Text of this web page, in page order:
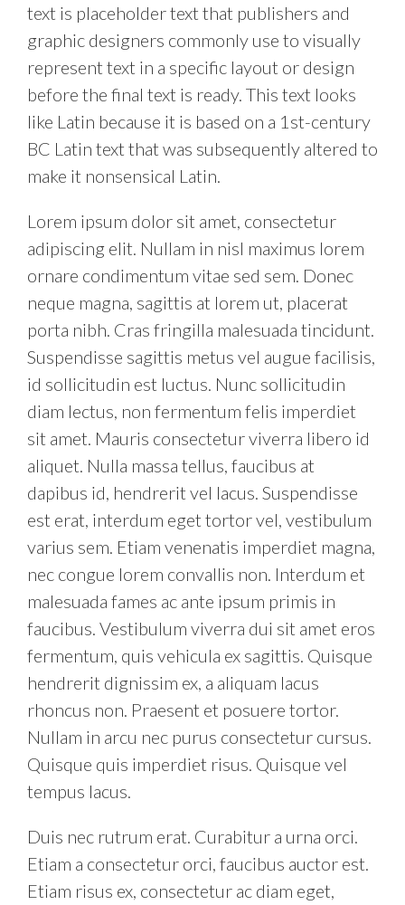
text is placeholder text that publishers and
graphic designers commonly use to visually
represent text in a specific layout or design
before the final text is ready. This text looks
like Latin because it is based on a 1st-century
BC Latin text that was subsequently altered to
make it nonsensical Latin.
Lorem ipsum dolor sit amet, consectetur
adipiscing elit. Nullam in nisl maximus lorem
ornare condimentum vitae sed sem. Donec
neque magna, sagittis at lorem ut, placerat
porta nibh. Cras fringilla malesuada tincidunt.
Suspendisse sagittis metus vel augue facilisis,
id sollicitudin est luctus. Nunc sollicitudin
diam lectus, non fermentum felis imperdiet
sit amet. Mauris consectetur viverra libero id
aliquet. Nulla massa tellus, faucibus at
dapibus id, hendrerit vel lacus. Suspendisse
est erat, interdum eget tortor vel, vestibulum
varius sem. Etiam venenatis imperdiet magna,
nec congue lorem convallis non. Interdum et
malesuada fames ac ante ipsum primis in
faucibus. Vestibulum viverra dui sit amet eros
fermentum, quis vehicula ex sagittis. Quisque
hendrerit dignissim ex, a aliquam lacus
rhoncus non. Praesent et posuere tortor.
Nullam in arcu nec purus consectetur cursus.
Quisque quis imperdiet risus. Quisque vel
tempus lacus.
Duis nec rutrum erat. Curabitur a urna orci.
Etiam a consectetur orci, faucibus auctor est.
Etiam risus ex, consectetur ac diam eget,